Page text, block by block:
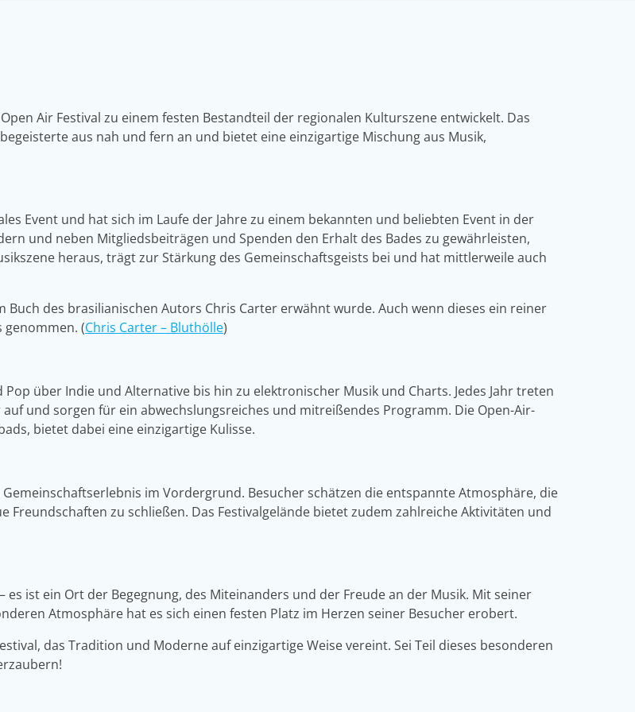
Air Festival zu einem festen Bestandteil der regionalen Kulturszene entwickelt. Das
aus nah und fern an und bietet eine einzigartige Mischung aus Musik,
Event und hat sich im Laufe der Jahre zu einem bekannten und beliebten Event in der
und neben Mitgliedsbeiträgen und Spenden den Erhalt des Bades zu gewährleisten,
heraus, trägt zur Stärkung des Gemeinschaftsgeists bei und hat mittlerweile auch
Buch des brasilianischen Autors Chris Carter erwähnt wurde. Auch wenn dieses ein reiner
genommen. (Chris Carter – Bluthölle)
über Indie und Alternative bis hin zu elektronischer Musik und Charts. Jedes Jahr treten
und sorgen für ein abwechslungsreiches und mitreißendes Programm. Die Open-Air-
bietet dabei eine einzigartige Kulisse.
im Vordergrund. Besucher schätzen die entspannte Atmosphäre, die
Freundschaften zu schließen. Das Festivalgelände bietet zudem zahlreiche Aktivitäten und
ist ein Ort der Begegnung, des Miteinanders und der Freude an der Musik. Mit seiner
Atmosphäre hat es sich einen festen Platz im Herzen seiner Besucher erobert.
das Tradition und Moderne auf einzigartige Weise vereint. Sei Teil dieses besonderen